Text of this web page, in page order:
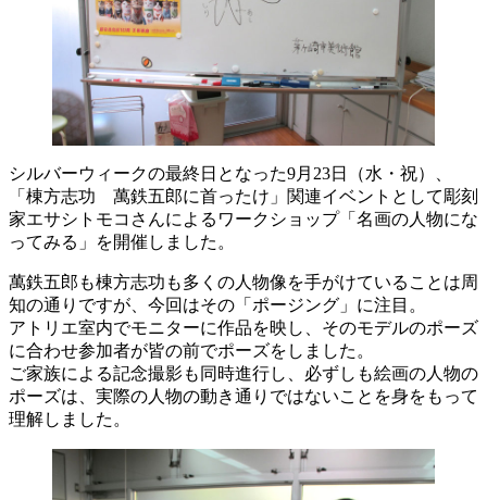
シルバーウィークの最終日となった9月23日（水・祝）、
「棟方志功 萬鉄五郎に首ったけ」関連イベントとして彫刻
家エサシトモコさんによるワークショップ「名画の人物にな
ってみる」を開催しました。
萬鉄五郎も棟方志功も多くの人物像を手がけていることは周
知の通りですが、今回はその「ポージング」に注目。
アトリエ室内でモニターに作品を映し、そのモデルのポーズ
に合わせ参加者が皆の前でポーズをしました。
ご家族による記念撮影も同時進行し、必ずしも絵画の人物の
ポーズは、実際の人物の動き通りではないことを身をもって
理解しました。